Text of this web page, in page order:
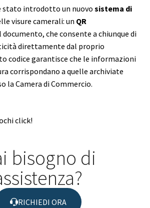
stato introdotto un nuovo sistema di
visure camerali: un QR
che consente a chiunque di
direttamente dal proprio
codice garantisce che le informazioni
corrispondano a quelle archiviate
la Camera di Commercio.
click!
bisogno di
RICHIEDI ORA